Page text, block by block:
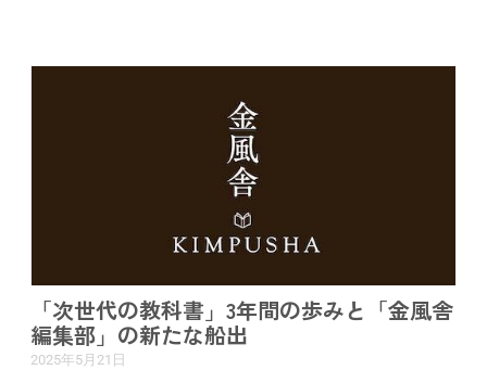
「次世代の教科書」3年間の歩みと「金風舎
編集部」の新たな船出
2025年5月21日